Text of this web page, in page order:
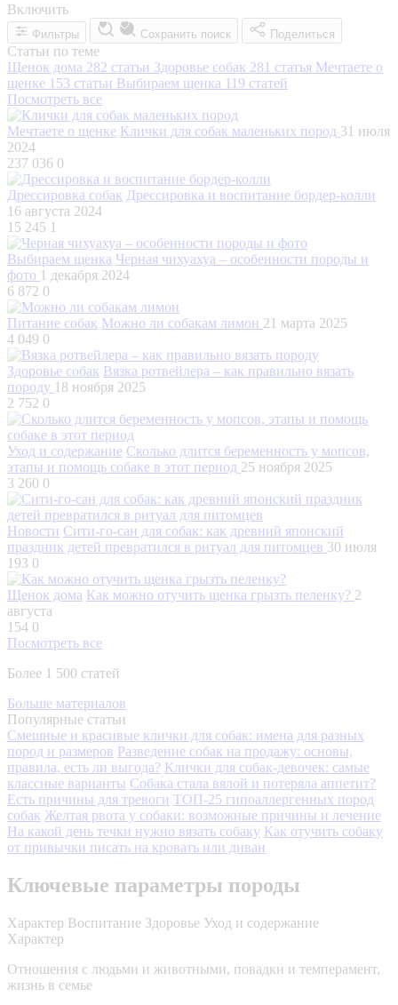
Включить
Фильтры Сохранить поиск Поделиться
Статьи по теме
Щенок дома 282 статьи Здоровье собак 281 статья Мечтаете о
щенке 153 статьи Выбираем щенка 119 статей
Посмотреть все
Мечтаете о щенке Клички для собак маленьких пород 31 июля
2024
237 036 0
Дрессировка собак Дрессировка и воспитание бордер-колли
16 августа 2024
15 245 1
Выбираем щенка Черная чихуахуа – особенности породы и
фото 1 декабря 2024
6 872 0
Питание собак Можно ли собакам лимон 21 марта 2025
4 049 0
Здоровье собак Вязка ротвейлера – как правильно вязать
породу 18 ноября 2025
2 752 0
Уход и содержание Сколько длится беременность у мопсов,
этапы и помощь собаке в этот период 25 ноября 2025
3 260 0
Новости Сити-го-сан для собак: как древний японский
праздник детей превратился в ритуал для питомцев 30 июля
193 0
Щенок дома Как можно отучить щенка грызть пеленку? 2
августа
154 0
Посмотреть все
Более 1 500 статей
Больше материалов
Популярные статьи
Смешные и красивые клички для собак: имена для разных
пород и размеров Разведение собак на продажу: основы,
правила, есть ли выгода? Клички для собак-девочек: самые
классные варианты Собака стала вялой и потеряла аппетит?
Есть причины для тревоги ТОП-25 гипоаллергенных пород
собак Желтая рвота у собаки: возможные причины и лечение
На какой день течки нужно вязать собаку Как отучить собаку
от привычки писать на кровать или диван
Ключевые параметры породы
Характер Воспитание Здоровье Уход и содержание
Характер
Отношения с людьми и животными, повадки и темперамент,
жизнь в семье